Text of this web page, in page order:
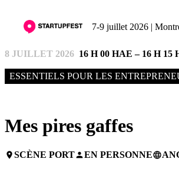
7-9 juillet 2026 |
8 JUILLET 2026 16 H 00 HAE – 16 H 15
ESSENTIELS POUR LES
Mes pires gaffes
placeSCÈNE PORTpersonEN PERSONNElanguage